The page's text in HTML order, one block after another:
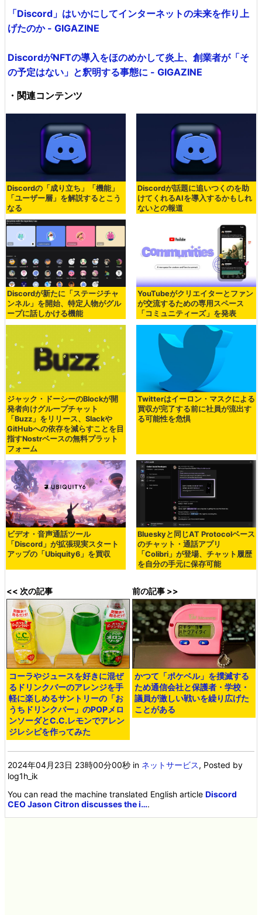
「Discord」はいかにしてインターネットの未来を作り上
げたのか - GIGAZINE
DiscordがNFTの導入をほのめかして炎上、創業者が「そ
の予定はない」と釈明する事態に - GIGAZINE
・関連コンテンツ
Discordの「成り立ち」「機能」
「ユーザー層」を解説するとこう
なる
Discordが話題に追いつくのを助
けてくれるAIを導入するかもしれ
ないとの報道
Discordが新たに「ステージチャ
ンネル」を開始、特定人物がグル
ープに話しかける機能
YouTubeがクリエイターとファン
が交流するための専用スペース
「コミュニティーズ」を発表
ジャック・ドーシーのBlockが開
発者向けグループチャット
「Buzz」をリリース、Slackや
GitHubへの依存を減らすことを目
指すNostrベースの無料プラット
フォーム
Twitterはイーロン・マスクによる
買収が完了する前に社員が流出す
る可能性を危惧
ビデオ・音声通話ツール
「Discord」が拡張現実スタート
アップの「Ubiquity6」を買収
Blueskyと同じAT Protocolベース
のチャット・通話アプリ
「Colibri」が登場、チャット履歴
を自分の手元に保存可能
<< 次の記事
コーラやジュースを好きに混ぜ
るドリンクバーのアレンジを手
軽に楽しめるサントリーの「お
うちドリンクバー」のPOPメロ
ンソーダとC.C.レモンでアレン
ジレシピを作ってみた
前の記事 >>
かつて「ポケベル」を撲滅する
ため通信会社と保護者・学校・
議員が激しい戦いを繰り広げた
ことがある
2024年04月23日 23時00分00秒 in ネットサービス, Posted by
log1h_ik
You can read the machine translated English articleDiscord
CEO Jason Citron discusses the i….